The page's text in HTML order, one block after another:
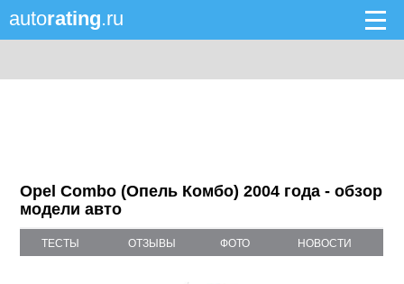
autorating.ru
Opel Combo (Опель Комбо) 2004 года - обзор
модели авто
ТЕСТЫ ОТЗЫВЫ ФОТО НОВОСТИ